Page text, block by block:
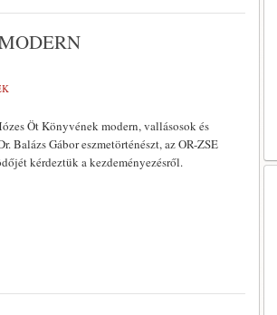
Öt Könyvének modern, vallásosok és
Gábor eszmetörténészt, az OR-ZSE
kérdeztük a kezdeményezésről.